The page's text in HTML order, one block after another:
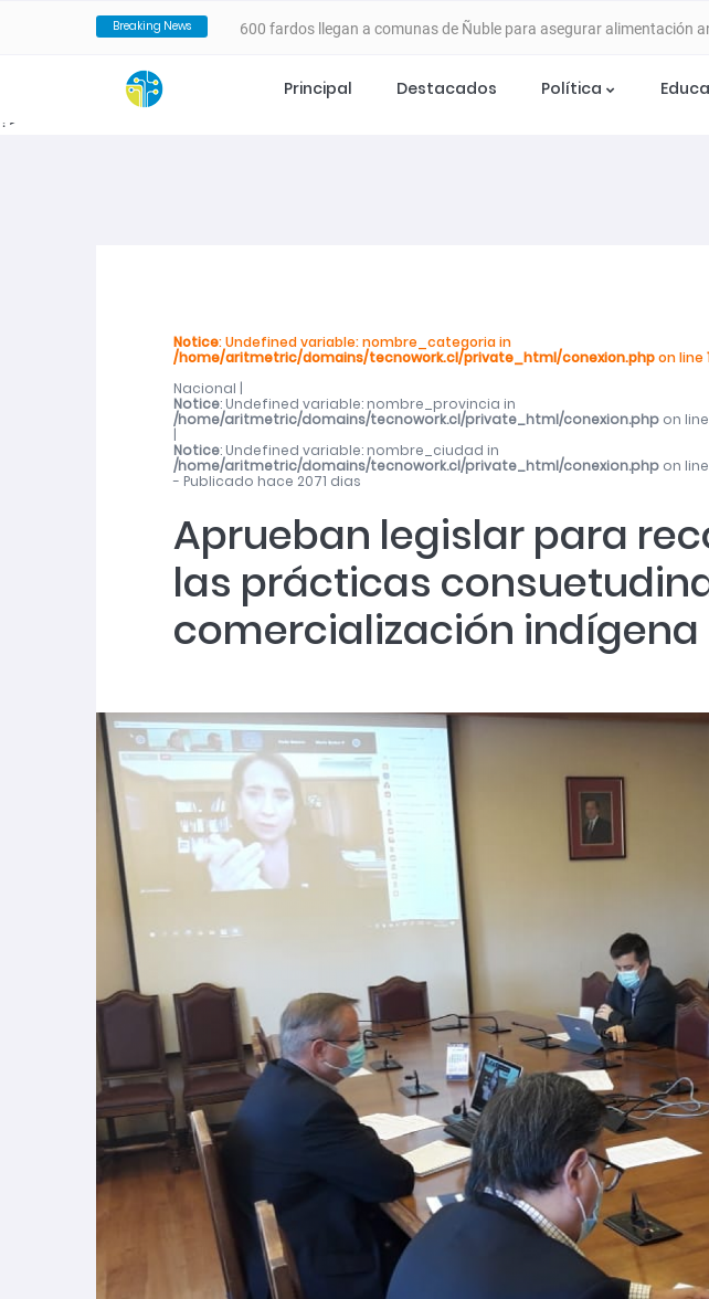
Breaking News 600 fardos llegan a comunas de Ñuble para asegurar alimentación
incendios forestales
en el cuidado de niñas y niños
SernamEG Ñuble logra condena de 20 años de cárcel por caso de
San Carlos
SernamEG Ñuble invita a postular al Programa Mujer y Participación
2026
SernamEG Ñuble presenta querella por femicidio frustrado en Ninhue
Abren talleres deportivos para adultos mayores en toda la región
Cerca de mil de mujeres de Ñuble recibieron atención del SernamEG
Principal Destacados Política
: Undefined variable: nombre_subcategoria in/home/aritmetric/domains/
?>
Notice: Undefined variable: nombre_categoria in
/home/aritmetric/domains/tecnowork.cl/private_html/conexion.phpon line
Nacional |
Notice: Undefined variable: nombre_provincia in
/home/aritmetric/domains/tecnowork.cl/private_html/conexion.php on line
|
Notice: Undefined variable: nombre_ciudad in
/home/aritmetric/domains/tecnowork.cl/private_html/conexion.php on line
- Publicado hace 2071 dias
Aprueban legislar para
las prácticas
comercialización indígena